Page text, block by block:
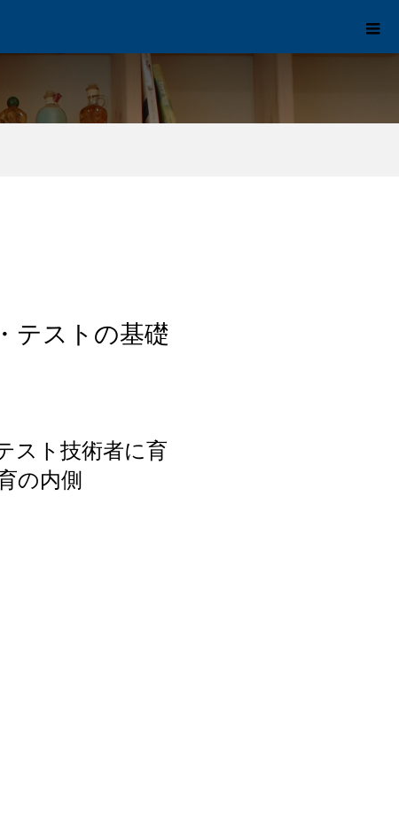
テストの基礎
スト技術者に育
の内側